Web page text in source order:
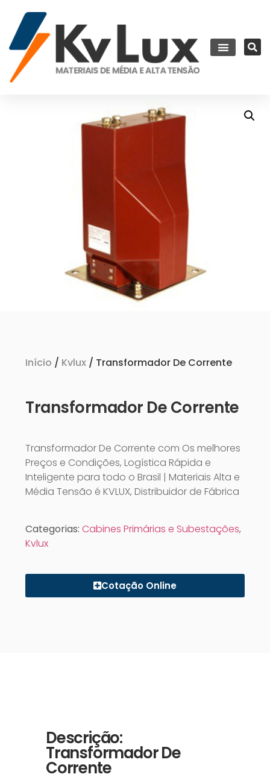
Início / Kvlux / Transformador De Corrente
Transformador De Corrente
Transformador De Corrente com Os melhores
Preços e Condições, Logística Rápida e
Inteligente para todo o Brasil | Materiais Alta e
Média Tensão é KVLUX, Distribuidor de Fábrica
Categorias: Cabines Primárias e Subestações,
Kvlux
Cotação Online
Descrição:
Transformador De
Corrente